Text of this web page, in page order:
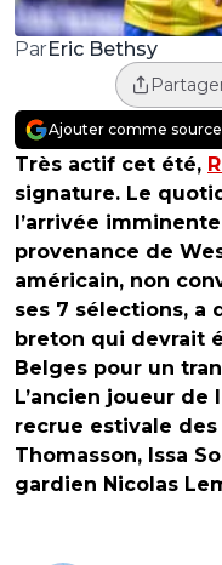
ParEric Bethsy
Ajouter comme
Très actif cet été,
signature. Le
l’arrivée
provenance de
américain, non
ses 7 sélections, a
breton qui devrait
Belges pour un
L’ancien joueur
recrue estivale
Thomasson, Issa
gardien Nicolas